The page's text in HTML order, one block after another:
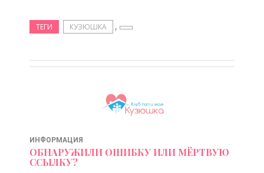
ТЕГИ КУЗЮШКА ,
ИНФОРМАЦИЯ
ОБНАРУЖИЛИ ОШИБКУ ИЛИ МЁРТВУЮ
ССЫЛКУ?